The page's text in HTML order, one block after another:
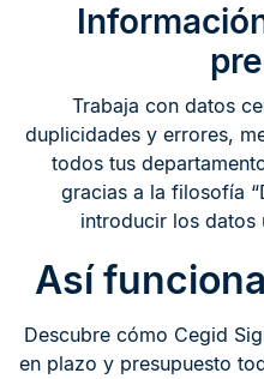
Trabaja con datos
duplicidades y errores,
todos tus
gracias a la filosofía
introducir los datos
Así funciona
Descubre cómo Cegid
en plazo y presupuesto